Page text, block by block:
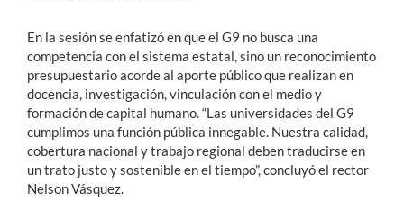
En la sesión se enfatizó en que el G9 no busca una
competencia con el sistema estatal, sino un reconocimiento
presupuestario acorde al aporte público que realizan en
docencia, investigación, vinculación con el medio y
formación de capital humano. “Las universidades del G9
cumplimos una función pública innegable. Nuestra calidad,
cobertura nacional y trabajo regional deben traducirse en
un trato justo y sostenible en el tiempo”, concluyó el rector
Nelson Vásquez.